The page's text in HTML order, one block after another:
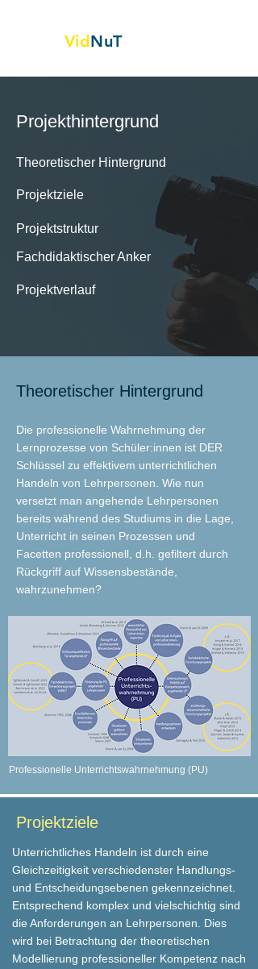
VidNuT
Projekthintergrund
Theoretischer Hintergrund
Projektziele
Projektstruktur
Fachdidaktischer Anker
Projektverlauf
Theoretischer Hintergrund
Die professionelle Wahrnehmung der
Lernprozesse von Schüler:innen ist DER
Schlüssel zu effektivem unterrichtlichen
Handeln von Lehrpersonen. Wie nun
versetzt man angehende Lehrpersonen
bereits während des Studiums in die Lage,
Unterricht in seinen Prozessen und
Facetten professionell, d.h. gefiltert durch
Rückgriff auf Wissensbestände,
wahrzunehmen?
Professionelle Unterrichtswahrnehmung (PU)
Projektziele
Unterrichtliches Handeln ist durch eine
Gleichzeitigkeit verschiedenster Handlungs-
und Entscheidungsebenen gekennzeichnet.
Entsprechend komplex und vielschichtig sind
die Anforderungen an Lehrpersonen. Dies
wird bei Betrachtung der theoretischen
Modellierung professioneller Kompetenz nach